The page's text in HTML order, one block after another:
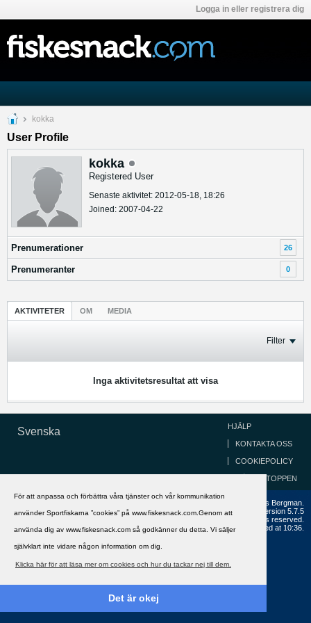
För att anpassa och förbättra våra tjänster och vår kommunikation
använder Sportfiskarna ”cookies” på www.fiskesnack.com.Genom att
använda dig av www.fiskesnack.com så godkänner du detta. Vi säljer
självklart inte vidare någon information om dig.
Klicka här för att läsa mer om cookies och hur du tackar nej till dem.
Det är okej
Logga in eller registrera dig
kokka
User Profile
kokka
Registered User
Senaste aktivitet: 2012-05-18, 18:26
Joined: 2007-04-22
Prenumerationer 26
Prenumeranter 0
AKTIVITETER OM MEDIA
Filter
Inga aktivitetsresultat att visa
Svenska HJÄLP
KONTAKTA OSS
COOKIEPOLICY
GÅ TILL TOPPEN
Copyright ©2002 - 2021, FiskeSnack.com. Grundad 2002 av Anders Bergman.
Powered byvBulletin®
Version 5.7.5
Copyright © 2026 MH Sub I, LLC dba vBulletin. All rights reserved.
All times are GMT+1. This page was generated at 10:36.